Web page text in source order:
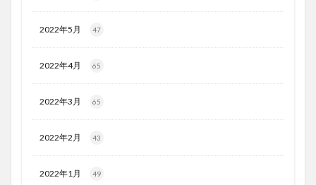
2022年5月 47
2022年4月 65
2022年3月 65
2022年2月 43
2022年1月 49